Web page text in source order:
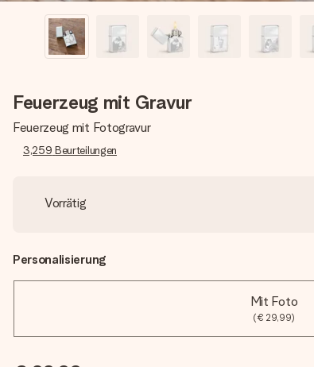
Feuerzeug mit Gravur
Feuerzeug mit Fotogravur
3,259 Beurteilungen
Vorrätig
Personalisierung
Mit Foto
(€ 29,99)